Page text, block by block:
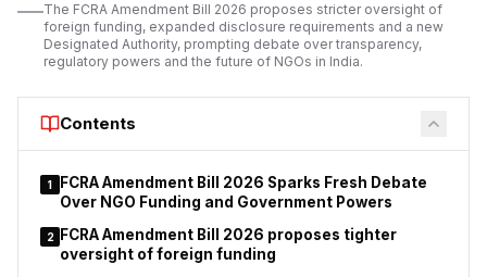
The FCRA Amendment Bill 2026 proposes stricter oversight of
foreign funding, expanded disclosure requirements and a new
Designated Authority, prompting debate over transparency,
regulatory powers and the future of NGOs in India.
Contents
1
FCRA Amendment Bill 2026 Sparks Fresh Debate
Over NGO Funding and Government Powers
2
FCRA Amendment Bill 2026 proposes tighter
oversight of foreign funding